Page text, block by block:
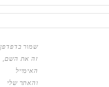
שמור בדפדפן
זה את השם,
האימייל
והאתר שלי